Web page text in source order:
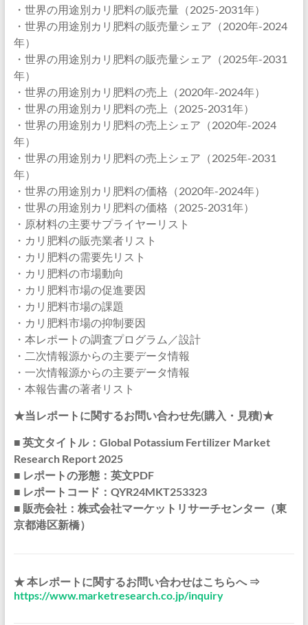
・世界の用途別カリ肥料の販売量（2025-2031年）
・世界の用途別カリ肥料の販売量シェア（2020年-2024
年）
・世界の用途別カリ肥料の販売量シェア（2025年-2031
年）
・世界の用途別カリ肥料の売上（2020年-2024年）
・世界の用途別カリ肥料の売上（2025-2031年）
・世界の用途別カリ肥料の売上シェア（2020年-2024
年）
・世界の用途別カリ肥料の売上シェア（2025年-2031
年）
・世界の用途別カリ肥料の価格（2020年-2024年）
・世界の用途別カリ肥料の価格（2025-2031年）
・原材料の主要サプライヤーリスト
・カリ肥料の販売業者リスト
・カリ肥料の需要先リスト
・カリ肥料の市場動向
・カリ肥料市場の促進要因
・カリ肥料市場の課題
・カリ肥料市場の抑制要因
・本レポートの調査プログラム／設計
・二次情報源からの主要データ情報
・一次情報源からの主要データ情報
・本報告書の著者リスト
★当レポートに関するお問い合わせ先(購入・見積)★
■ 英文タイトル：Global Potassium Fertilizer Market
Research Report 2025
■ レポートの形態：英文PDF
■ レポートコード：QYR24MKT253323
■ 販売会社：株式会社マーケットリサーチセンター（東
京都港区新橋）
★ 本レポートに関するお問い合わせはこちらへ ⇒
https://www.marketresearch.co.jp/inquiry